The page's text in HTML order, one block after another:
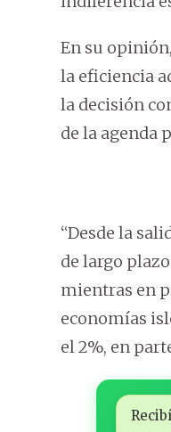
En su
la eficiencia
la decisión
de la agenda
“Desde la
de largo
mientras en
economías
el 2%, en